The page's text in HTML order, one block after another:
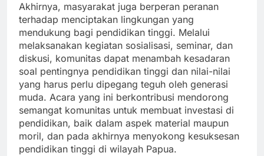
Akhirnya, masyarakat juga berperan peranan
terhadap menciptakan lingkungan yang
mendukung bagi pendidikan tinggi. Melalui
melaksanakan kegiatan sosialisasi, seminar, dan
diskusi, komunitas dapat menambah kesadaran
soal pentingnya pendidikan tinggi dan nilai-nilai
yang harus perlu dipegang teguh oleh generasi
muda. Acara yang ini berkontribusi mendorong
semangat komunitas untuk membuat investasi di
pendidikan, baik dalam aspek material maupun
moril, dan pada akhirnya menyokong kesuksesan
pendidikan tinggi di wilayah Papua.